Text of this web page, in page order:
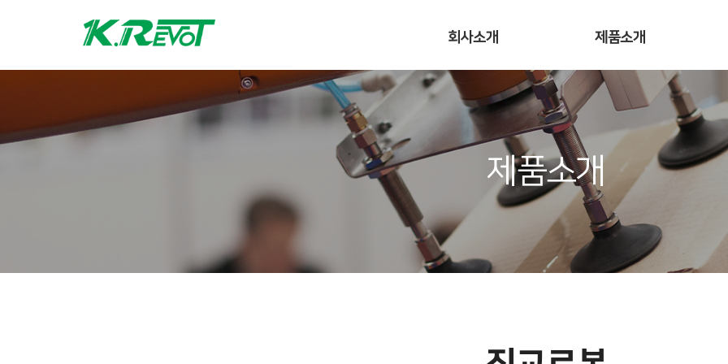
회사소개 제품소개
제품소개